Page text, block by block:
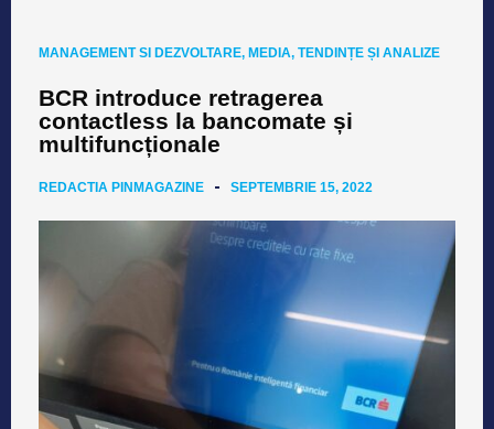
MANAGEMENT SI DEZVOLTARE, MEDIA, TENDINȚE ȘI ANALIZE
BCR introduce retragerea
contactless la bancomate și
multifuncționale
REDACTIA PINMAGAZINE SEPTEMBRIE 15, 2022